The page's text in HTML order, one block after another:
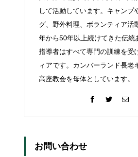
して活動しています。キャンプ
グ、野外料理、ボランティア活
年から50年以上続けてきた伝統
指導者はすべて専門の訓練を受
ィアです。カンバーランド長老
高座教会を母体としています。
お問い合わせ